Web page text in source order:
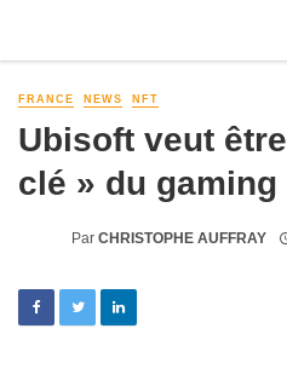
FRANCE NEWS NFT
Ubisoft veut
clé » du
Par CHRISTOPHE AUFFRAY